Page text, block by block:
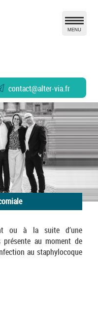
contact@alter-via.fr
MENU
ou à la suite d’une
au moment de
au staphylocoque